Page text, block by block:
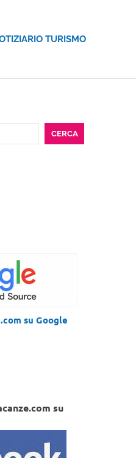
TURISMO
CERCA
su Google
su